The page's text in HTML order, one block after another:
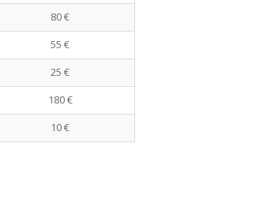
80 €
55 €
25 €
180 €
10 €